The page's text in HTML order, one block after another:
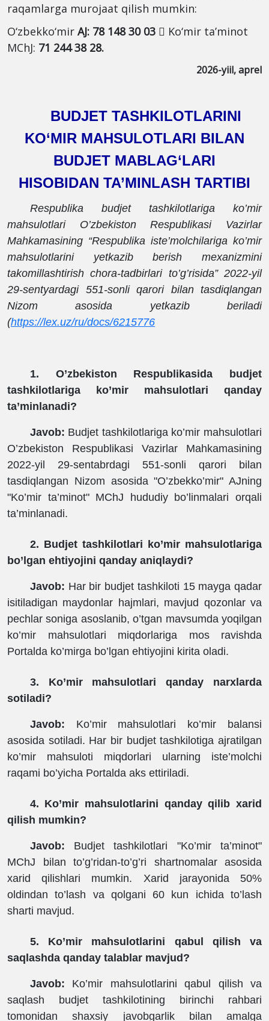
raqamlarga murojaat qilish mumkin:
O‘zbekko‘mir AJ: 78 148 30 03  Ko‘mir ta’minot
MChJ: 71 244 38 28.
2026-yiil, aprel
BUDJET TASHKILOTLARINI
KO‘MIR MAHSULOTLARI BILAN
BUDJET MABLAG‘LARI
HISOBIDAN TA’MINLASH TARTIBI
Respublika budjet tashkilotlariga ko’mir
mahsulotlari O’zbekiston Respublikasi Vazirlar
Mahkamasining “Respublika iste’molchilariga ko’mir
mahsulotlarini yetkazib berish mexanizmini
takomillashtirish chora-tadbirlari to’g’risida” 2022-yil
29-sentyardagi 551-sonli qarori bilan tasdiqlangan
Nizom asosida yetkazib beriladi
(https://lex.uz/ru/docs/6215776
1. O’zbekiston Respublikasida budjet
tashkilotlariga ko’mir mahsulotlari qanday
ta’minlanadi?
Javob: Budjet tashkilotlariga ko’mir mahsulotlari
O’zbekiston Respublikasi Vazirlar Mahkamasining
2022-yil 29-sentabrdagi 551-sonli qarori bilan
tasdiqlangan Nizom asosida "O’zbekko’mir" AJning
"Ko’mir ta’minot" MChJ hududiy bo’linmalari orqali
ta’minlanadi.
2. Budjet tashkilotlari ko’mir mahsulotlariga
bo’lgan ehtiyojini qanday aniqlaydi?
Javob: Har bir budjet tashkiloti 15 mayga qadar
isitiladigan maydonlar hajmlari, mavjud qozonlar va
pechlar soniga asoslanib, o’tgan mavsumda yoqilgan
ko’mir mahsulotlari miqdorlariga mos ravishda
Portalda ko’mirga bo’lgan ehtiyojini kirita oladi.
3. Ko’mir mahsulotlari qanday narxlarda
sotiladi?
Javob: Ko’mir mahsulotlari ko’mir balansi
asosida sotiladi. Har bir budjet tashkilotiga ajratilgan
ko’mir mahsuloti miqdorlari ularning iste’molchi
raqami bo’yicha Portalda aks ettiriladi.
4. Ko’mir mahsulotlarini qanday qilib xarid
qilish mumkin?
Javob: Budjet tashkilotlari "Ko’mir ta’minot"
MChJ bilan to’g’ridan-to’g’ri shartnomalar asosida
xarid qilishlari mumkin. Xarid jarayonida 50%
oldindan to’lash va qolgani 60 kun ichida to’lash
sharti mavjud.
5. Ko’mir mahsulotlarini qabul qilish va
saqlashda qanday talablar mavjud?
Javob: Ko’mir mahsulotlarini qabul qilish va
saqlash budjet tashkilotining birinchi rahbari
tomonidan shaxsiy javobgarlik bilan amalga